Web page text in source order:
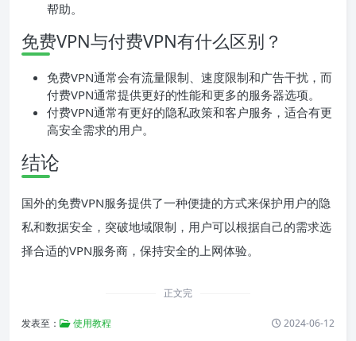
帮助。
免费VPN与付费VPN有什么区别？
免费VPN通常会有流量限制、速度限制和广告干扰，而
付费VPN通常提供更好的性能和更多的服务器选项。
付费VPN通常有更好的隐私政策和客户服务，适合有更
高安全需求的用户。
结论
国外的免费VPN服务提供了一种便捷的方式来保护用户的隐
私和数据安全，突破地域限制，用户可以根据自己的需求选
择合适的VPN服务商，保持安全的上网体验。
正文完
发表至： 使用教程 2024-06-12